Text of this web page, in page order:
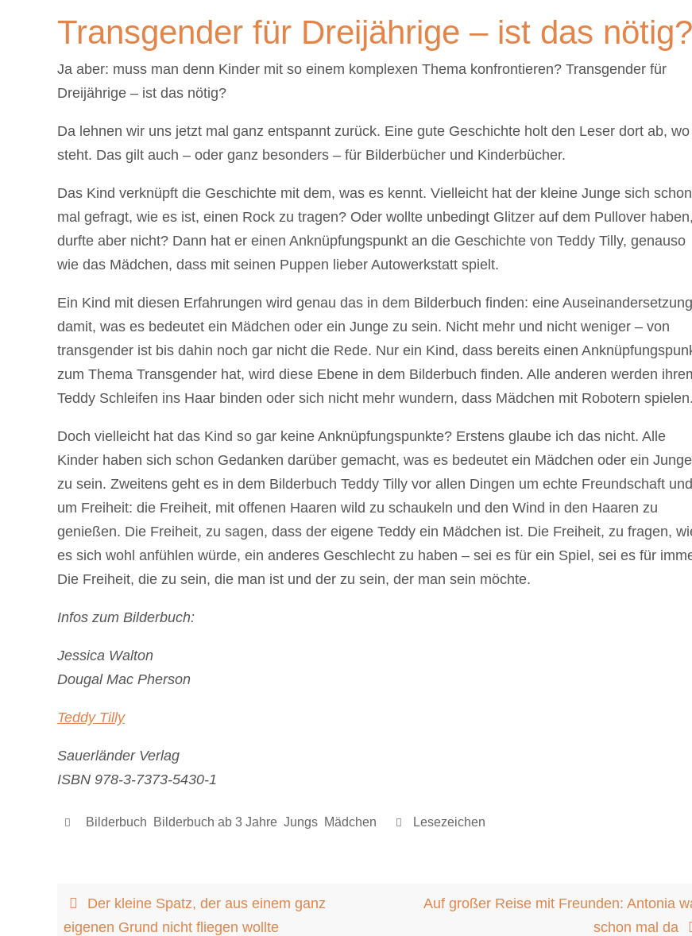
Transgender für Dreijährige – ist das nötig?
Ja aber: muss man denn Kinder mit so einem komplexen Thema konfrontieren? Transgender für
Dreijährige – ist das nötig?
Da lehnen wir uns jetzt mal ganz entspannt zurück. Eine gute Geschichte holt den Leser dort ab,
steht. Das gilt auch – oder ganz besonders – für Bilderbücher und Kinderbücher.
Das Kind verknüpft die Geschichte mit dem, was es kennt. Vielleicht hat der kleine Junge sich schon
mal gefragt, wie es ist, einen Rock zu tragen? Oder wollte unbedingt Glitzer auf dem Pullover haben,
durfte aber nicht? Dann hat er einen Anknüpfungspunkt an die Geschichte von Teddy Tilly, genauso
wie das Mädchen, dass mit seinen Puppen lieber Autowerkstatt spielt.
Ein Kind mit diesen Erfahrungen wird genau das in dem Bilderbuch finden: eine Auseinandersetzung
damit, was es bedeutet ein Mädchen oder ein Junge zu sein. Nicht mehr und nicht weniger – von
transgender ist bis dahin noch gar nicht die Rede. Nur ein Kind, dass bereits einen
zum Thema Transgender hat, wird diese Ebene in dem Bilderbuch finden. Alle anderen werden
Teddy Schleifen ins Haar binden oder sich nicht mehr wundern, dass Mädchen mit Robotern spielen.
Doch vielleicht hat das Kind so gar keine Anknüpfungspunkte? Erstens glaube ich das nicht. Alle
Kinder haben sich schon Gedanken darüber gemacht, was es bedeutet ein Mädchen oder ein Junge
zu sein. Zweitens geht es in dem Bilderbuch Teddy Tilly vor allen Dingen um echte Freundschaft und
um Freiheit: die Freiheit, mit offenen Haaren wild zu schaukeln und den Wind in den Haaren zu
genießen. Die Freiheit, zu sagen, dass der eigene Teddy ein Mädchen ist. Die Freiheit, zu fragen,
es sich wohl anfühlen würde, ein anderes Geschlecht zu haben – sei es für ein Spiel, sei es für
Die Freiheit, die zu sein, die man ist und der zu sein, der man sein möchte.
Infos zum Bilderbuch:
Jessica Walton
Dougal Mac Pherson
Teddy Tilly
Sauerländer Verlag
ISBN 978-3-7373-5430-1
Bilderbuch Bilderbuch ab 3 Jahre, Jungs, Mädchen Lesezeichen
Der kleine Spatz, der aus einem ganz
eigenen Grund nicht fliegen wollte
Auf großer Reise mit Freunden: Antonia
schon mal da